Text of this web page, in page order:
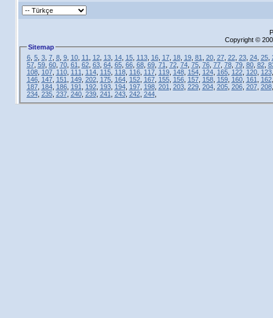
Copyright ©
Sitemap
6, 5, 3, 7, 8, 9, 10, 11 12, 13, 14, 15, 113, 16, 17, 18, 19, 81 20, 27, 22, 23, 24, 25,
57, 59, 60, 70, 61 62, 63, 64, 65, 66, 68, 69, 71 72, 74, 75, 76, 77, 78, 79, 80, 82,
108, 107, 110, 111 114, 115, 118, 116, 117, 119, 148, 154, 124, 165, 122, 120, 123
146, 147, 151 149, 202, 175, 164, 152, 167, 155, 156, 157, 158, 159, 160, 161 162
187, 184, 186, 191 192, 193, 194, 197, 198, 201 203, 229, 204, 205, 206, 207, 208
234, 235, 237, 240, 239, 241 243, 242, 244,